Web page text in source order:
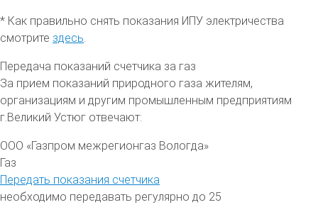
* Как правильно снять показания ИПУ электричества
смотрите здесь
Передача показаний счетчика за газ
За прием показаний природного газа жителям,
организациям и другим промышленным предприятиям
г. Великий Устюг отвечают:
ООО «Газпром межрегионгаз Вологда»
Газ
Передать показания счетчика
необходимо передавать регулярно до 25